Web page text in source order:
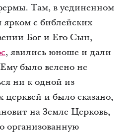
Там, в уединенном
ярком с библейских
Бог и Его Сын,
, явились юноше и дали
было велено не
ни к одной из
и было сказано,
на Земле Церковь,
организованную